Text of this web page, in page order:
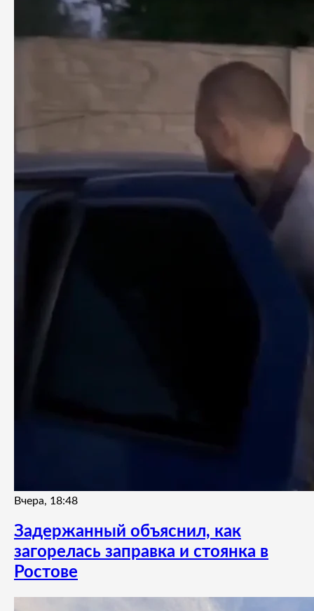
Вчера, 18:48
Задержанный объяснил, как
загорелась заправка и стоянка в
Ростове